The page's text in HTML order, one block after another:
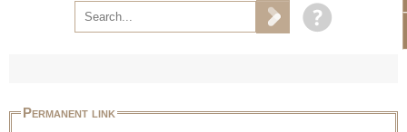
Permanent link